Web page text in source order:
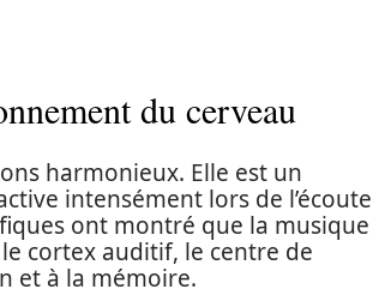
du cerveau
harmonieux. Elle est un
intensément lors de l’écoute
ont montré que la musique
cortex auditif, le centre de
et à la mémoire.